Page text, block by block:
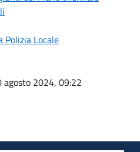
Polizia Locale
agosto 2024, 09:22